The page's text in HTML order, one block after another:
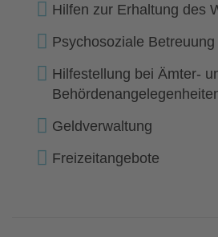
Hilfen zur Erhaltung des
Psychosoziale Betreuung
Hilfestellung bei Ämter-
Geldverwaltung
Freizeitangebote